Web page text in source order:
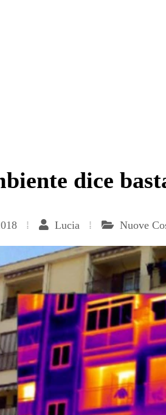
dice
Lucia Nuove